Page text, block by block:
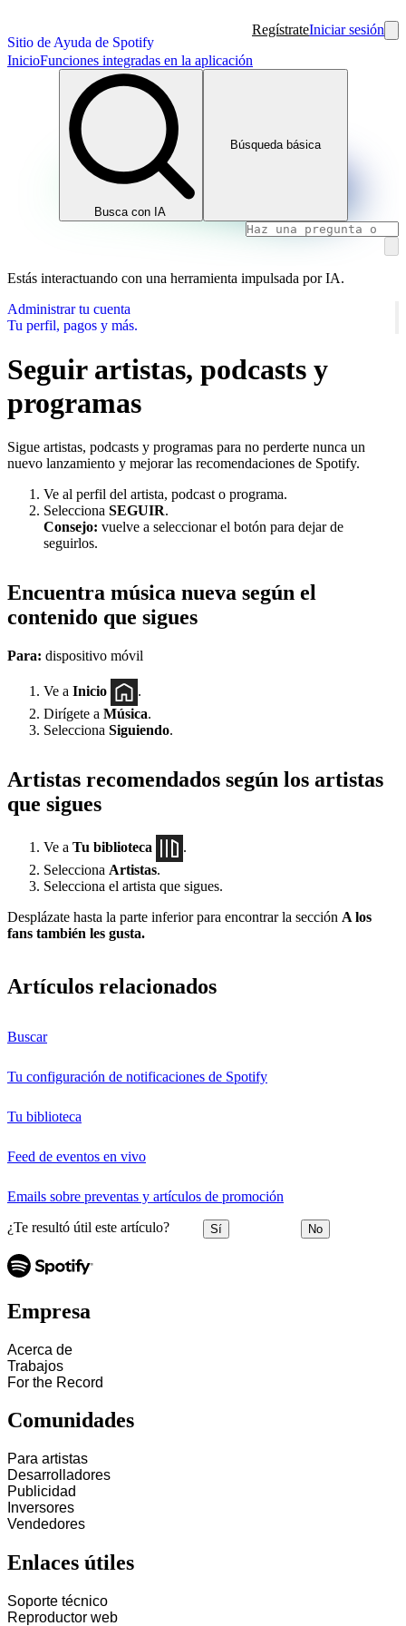
Sitio de Ayuda de Spotify
RegístrateIniciar sesión
InicioFunciones integradas en la aplicación
Busca con IA
Búsqueda básica
Estás interactuando con una herramienta impulsada por IA.
Administrar tu cuenta
Tu perfil, pagos y más.
Seguir artistas, podcasts y
programas
Sigue artistas, podcasts y programas para no perderte nunca un
nuevo lanzamiento y mejorar las recomendaciones de Spotify.
Ve al perfil del artista, podcast o programa.
Selecciona SEGUIR.
Consejo: vuelve a seleccionar el botón para dejar de
seguirlos.
Encuentra música nueva según el
contenido que sigues
Para: dispositivo móvil
Ve a Inicio
.
Dirígete a Música.
Selecciona Siguiendo.
Artistas recomendados según los artistas
que sigues
Ve a Tu biblioteca
.
Selecciona Artistas.
Selecciona el artista que sigues.
Desplázate hasta la parte inferior para encontrar la sección A los
fans también les gusta.
Artículos relacionados
Buscar
Tu configuración de notificaciones de Spotify
Tu biblioteca
Feed de eventos en vivo
Emails sobre preventas y artículos de promoción
¿Te resultó útil este artículo? Sí No
Empresa
Acerca de
Trabajos
For the Record
Comunidades
Para artistas
Desarrolladores
Publicidad
Inversores
Vendedores
Enlaces útiles
Soporte técnico
Reproductor web